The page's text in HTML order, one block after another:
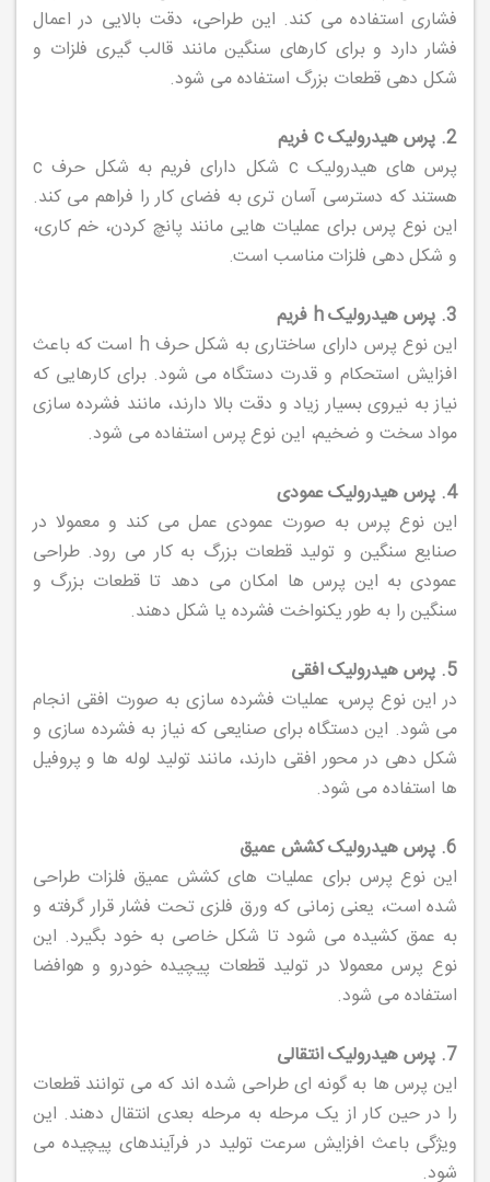
فشاری استفاده می کند. این طراحی، دقت بالایی در اعمال
فشار دارد و برای کارهای سنگین مانند قالب گیری فلزات و
شکل دهی قطعات بزرگ استفاده می شود.
2. پرس هیدرولیک c فریم
پرس های هیدرولیک c شکل دارای فریم به شکل حرف c
هستند که دسترسی آسان تری به فضای کار را فراهم می کند.
این نوع پرس برای عملیات هایی مانند پانچ کردن، خم کاری،
و شکل دهی فلزات مناسب است.
3. پرس هیدرولیک h فریم
این نوع پرس دارای ساختاری به شکل حرف h است که باعث
افزایش استحکام و قدرت دستگاه می شود. برای کارهایی که
نیاز به نیروی بسیار زیاد و دقت بالا دارند، مانند فشرده سازی
مواد سخت و ضخیم، این نوع پرس استفاده می شود.
4. پرس هیدرولیک عمودی
این نوع پرس به صورت عمودی عمل می کند و معمولا در
صنایع سنگین و تولید قطعات بزرگ به کار می رود. طراحی
عمودی به این پرس ها امکان می دهد تا قطعات بزرگ و
سنگین را به طور یکنواخت فشرده یا شکل دهند.
5. پرس هیدرولیک افقی
در این نوع پرس، عملیات فشرده سازی به صورت افقی انجام
می شود. این دستگاه برای صنایعی که نیاز به فشرده سازی و
شکل دهی در محور افقی دارند، مانند تولید لوله ها و پروفیل
ها استفاده می شود.
6. پرس هیدرولیک کشش عمیق
این نوع پرس برای عملیات های کشش عمیق فلزات طراحی
شده است، یعنی زمانی که ورق فلزی تحت فشار قرار گرفته و
به عمق کشیده می شود تا شکل خاصی به خود بگیرد. این
نوع پرس معمولا در تولید قطعات پیچیده خودرو و هوافضا
استفاده می شود.
7. پرس هیدرولیک انتقالی
این پرس ها به گونه ای طراحی شده اند که می توانند قطعات
را در حین کار از یک مرحله به مرحله بعدی انتقال دهند. این
ویژگی باعث افزایش سرعت تولید در فرآیندهای پیچیده می
شود.